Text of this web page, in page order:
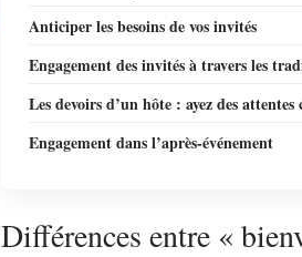
Anticiper les besoins de vos invités
Engagement des invités à travers les
Les devoirs d’un hôte : ayez des attentes
Engagement dans l’après-événement
Différences entre «